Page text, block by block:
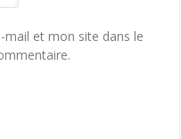
et mon site dans le